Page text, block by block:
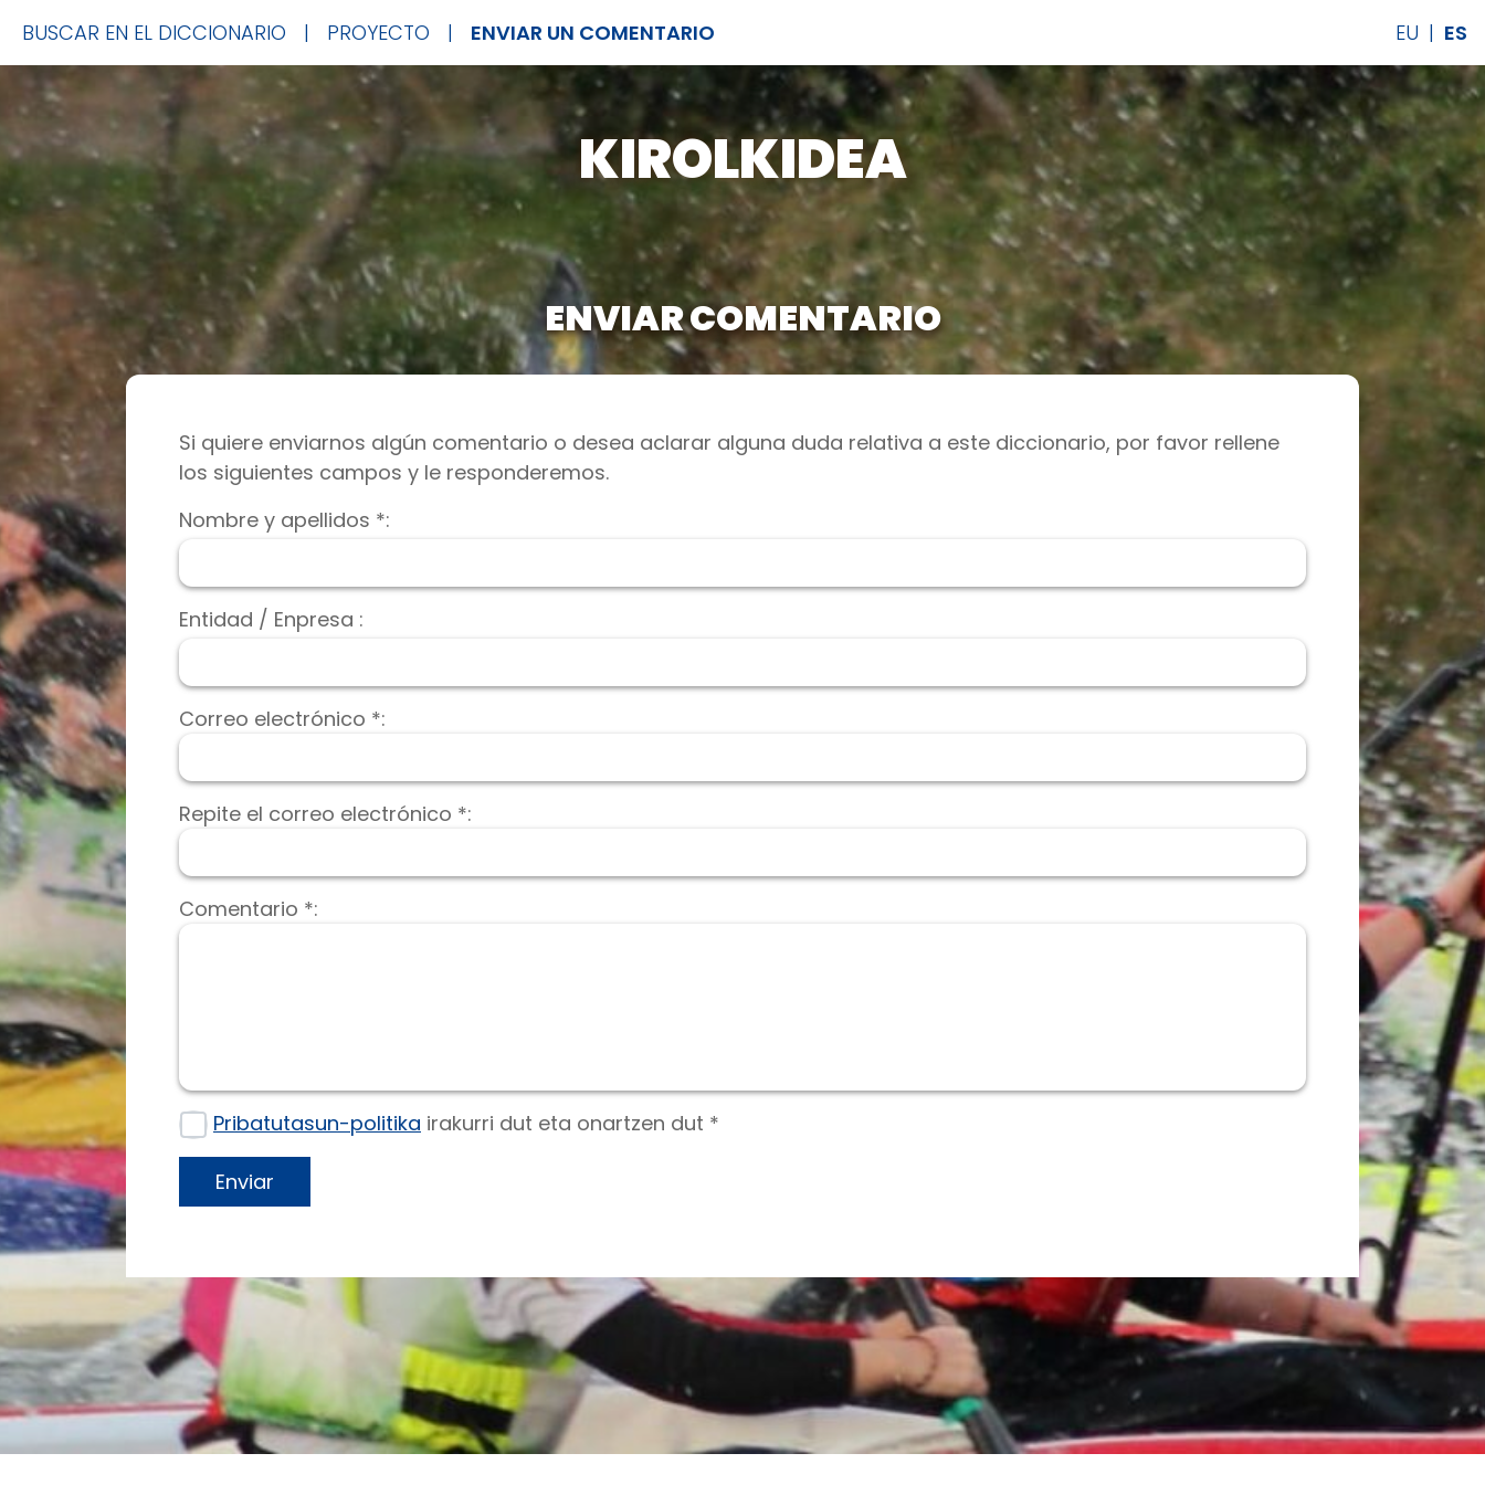
BUSCAR EN EL DICCIONARIO | PROYECTO | ENVIAR UN COMENTARIO EU | ES
KIROLKIDEA
ENVIAR COMENTARIO
Si quiere enviarnos algún comentario o desea aclarar alguna duda relativa a este diccionario, por favor rellene
los siguientes campos y le responderemos.
Nombre y apellidos *:
Entidad / Enpresa :
Correo electrónico *:
Repite el correo electrónico *:
Comentario *:
Pribatutasun-politika irakurri dut eta onartzen dut *
Enviar